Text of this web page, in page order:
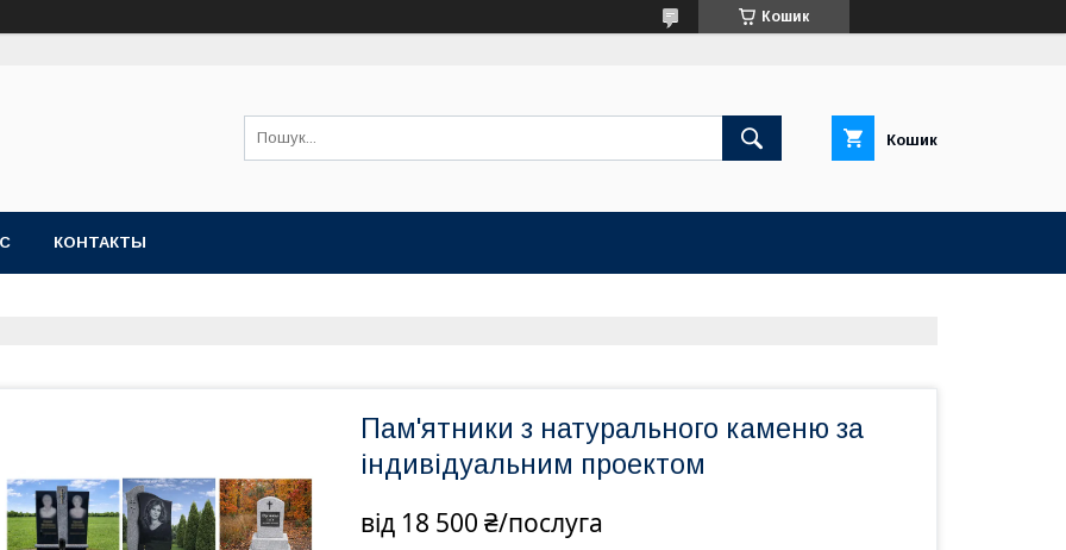
Кошик
Кошик
КОНТАКТЫ
Пам'ятники з натурального каменю за
індивідуальним проектом
від 18 500 ₴/послуга